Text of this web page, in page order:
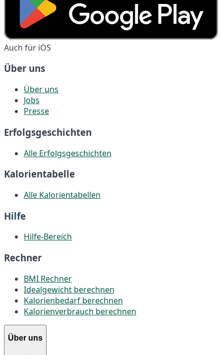
Auch für iOS
Über uns
Über uns
Jobs
Presse
Erfolgsgeschichten
Alle Erfolgsgeschichten
Kalorientabelle
Alle Kalorientabellen
Hilfe
Hilfe-Bereich
Rechner
BMI Rechner
Idealgewicht berechnen
Kalorienbedarf berechnen
Kalorienverbrauch berechnen
Über uns